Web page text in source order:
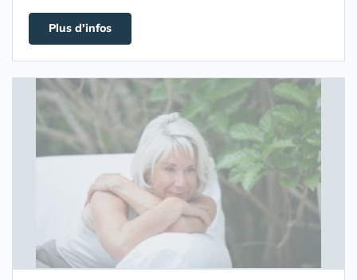
Plus d'infos